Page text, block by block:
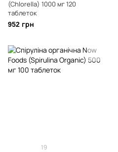
(Chlorella) 1000 мг 120
таблеток
952 грн
19